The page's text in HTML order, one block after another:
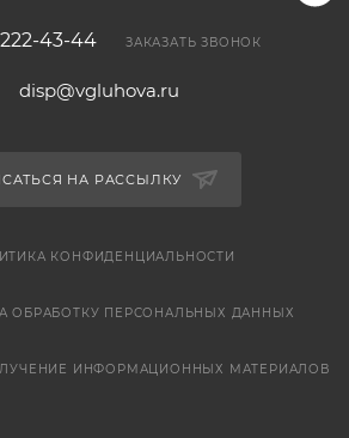
43-44 ЗАКАЗАТЬ ЗВОНОК
disp@vgluhova.ru
НА РАССЫЛКУ
КОНФИДЕНЦИАЛЬНОСТИ
ОБРАБОТКУ ПЕРСОНАЛЬНЫХ ДАННЫХ
ИНФОРМАЦИОННЫХ МАТЕРИАЛОВ